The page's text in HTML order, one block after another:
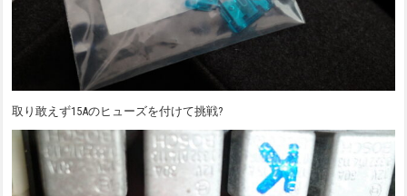
取り敢えず15Aのヒューズを付けて挑戦?